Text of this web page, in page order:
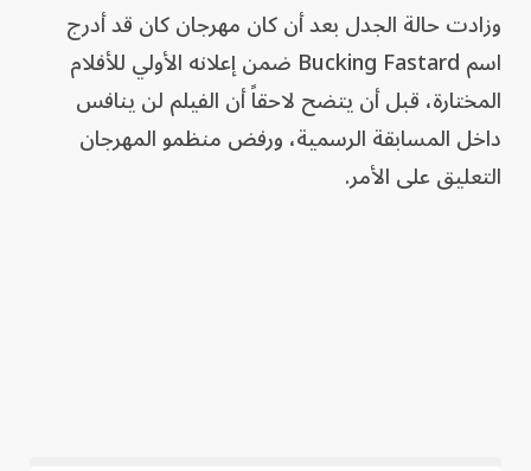
وزادت حالة الجدل بعد أن كان مهرجان كان قد أدرج
اسم Bucking Fastard ضمن إعلانه الأولي للأفلام
المختارة، قبل أن يتضح لاحقاً أن الفيلم لن ينافس
داخل المسابقة الرسمية، ورفض منظمو المهرجان
التعليق على الأمر.